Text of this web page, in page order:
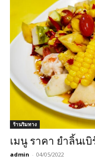
ร้านริมทาง
เมนู ราคา ยำลิ้นเ
admin - 04/05/2022